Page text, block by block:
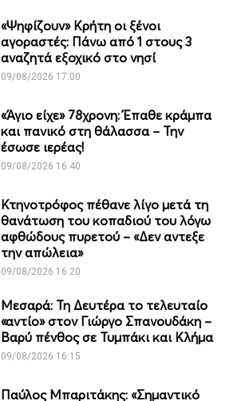
«Ψηφίζουν» Κρήτη οι ξένοι
αγοραστές: Πάνω από 1 στους 3
αναζητά εξοχικό στο νησί
09/08/2026 17:00
«Άγιο είχε» 78χρονη: Έπαθε κράμπα
και πανικό στη θάλασσα – Την
έσωσε ιερέας!
09/08/2026 16:40
Κτηνοτρόφος πέθανε λίγο μετά τη
θανάτωση του κοπαδιού του λόγω
αφθώδους πυρετού – «Δεν αντεξε
την απώλεια»
09/08/2026 16:20
Μεσαρά: Τη Δευτέρα το τελευταίο
«αντίο» στον Γιώργο Σπανουδάκη –
Βαρύ πένθος σε Τυμπάκι και Κλήμα
09/08/2026 16:15
Παύλος Μπαριτάκης: «Σημαντικό